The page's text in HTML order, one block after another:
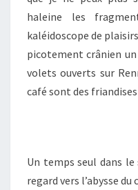
haleine les
kaléidoscope de
picotement crânien un
volets ouverts sur
café sont des
Un temps seul dans
regard vers l’abysse